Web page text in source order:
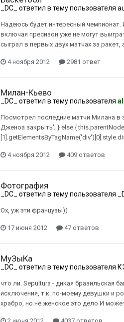
_DC_ ответил в тему пользователя
Надеюсь будет интересный
включая пресизон уже не могут
сыграл в первых двух матчах за
4 ноября 2012 2981 ответ
Милан-Кьево
_DC_ ответил в тему пользователя
Посмотрел последние матчи Милана в
Дженоа закрыть'; } else {
4 ноября 2012 409 ответов
Фотография
_DC_ ответил в тему пользователя
Ох, уж эти французы))
17 июня 2012 47 ответов
МуЗыКа
_DC_ ответил в тему пользователя
что ли. Sepultura - дикая бразильская
исключения, т.к. по-моему девушки и
храбро, но не женское это дело И